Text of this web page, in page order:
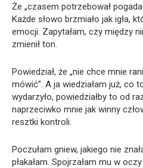
Że „czasem potrzebował
Każde słowo brzmiało jak igła,
emocji. Zapytałam, czy między
zmienił ton.
Powiedział, że „nie chce mnie
mówić”. A ja wiedziałam już, co
wydarzyło, powiedziałby to od
naprzeciwko mnie jak winny
resztki kontroli.
Poczułam gniew, jakiego nie
płakałam. Spojrzałam mu w